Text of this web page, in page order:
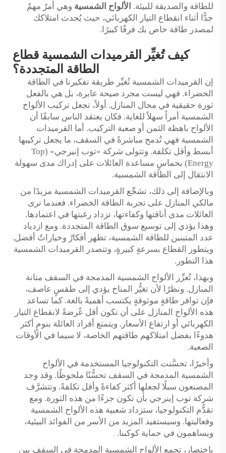
للطاقة والصديقة للبيئة. الألواح الشمسية وهي أمرٌ مهمٌ
جدًّا أثناء انقطاع التيار الكهربائي، حيث يُحدث امتلاكك
لمصدر طاقة خاص بك فرقًا كبيرًا.
كيف تُغيِّر القرميدات الشمسية قطاع
الطاقة المتجددة؟
إن القرميدات الشمسية تُغيِّر طريقة تفكيرنا في الطاقة
الخضراء. فهي ليست مجرد صيحة عابرة، بل هي بالفعل
ثورة حقيقية في مجال المنازل. أولاً، تجعل تركيب الألواح
الشمسية أمراً سهلاً للغاية. فكان يعتقد الناس سابقًا أن
الألواح باهظة الثمن أو صعبة التركيب. أما القرميدات
الشمسية فهي تُدمج مباشرةً في السقف، ما يجعل تركيبها
أبسط وأقل تكلفة. وتتولى شركة «توب إنيرجي» (Top
Energy) بحماسٍ مساعدة العائلات على إدراك مدى سهولة
الانتقال إلى الطاقة الشمسية.
وبالإضافة إلى ذلك، تشجِّع القرميدات الشمسية مزيدًا من
مالكي المنازل على تجربة الطاقة الخضراء. فعندما ترى
العائلات مدى أناقتها وكفاءتها، تزداد رغبتها في اعتمادها.
وهذا يؤدي إلى توسيع سوق الطاقة المتجددة. ومع ازدياد
عدد المتبنين للطاقة الشمسية، تظهر أفكارٌ وخياراتٌ أفضل.
ويتطور القطاع بسرعةٍ كبيرةٍ، وتتصدر القرميدات الشمسية
هذا التطور.
وبهذا، تُعزِّز الألواح الشمسية المدمجة في السقف متانة
المنازل. ونظرًا لأن تغيُّر المناخ يؤدي إلى طقسٍ عاصف،
فإن توافر طاقةٍ موثوقةٍ يكتسب أهميةً بالغة. كما تساعد
هذه الألواح المنازل على أن تكون أقل عُرضةً لانقطاع التيار
الكهربائي أو ارتفاع الأسعار. ويتمتع أفراد العائلة بنومٍ أكثر
هدوءًا بفضل امتلاكهم طاقتهم الخاصة، لا سيما في الأوقات
الصعبة.
وأخيرًا، تحسَّنت التكنولوجيا المستخدمة في الألواح
الشمسية المدمجة في السقف تحسُّنًا ملحوظًا. وقد وجد
المصنعون سبلًا لجعلها أكثر كفاءةً وأقل تكلفةً. وتتشرَّف
شركة توب إينرجي بأن تكون جزءًا من هذه الثورة. ومع
تقدُّم التكنولوجيا، ستزداد شعبية هذه الألواح الشمسية
وفعاليتها. وسيستفيد المزيد من الأسر من الفوائد البيئية،
ويساهمون في حماية كوكبنا.
باختصار، تجمع الألواح الشمسية المدمجة في السقف بين